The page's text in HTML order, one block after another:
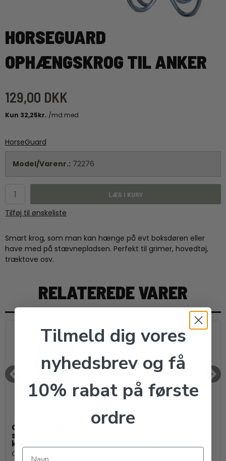
HORSEGUARD
OPHÆNGSKROG TIL ANKER
129,00 DKK
HorseGuard
Model/Varenr.: 72276
LÆG I KURV
Tilføj til ønskeliste
Smart krog, som man kan hænge på evt boksdøren eller
have med på stævnepladsen. Perfekt til grimer, hovedtøj,
træktove osv.
RELATEREDE VARER
CATAGO Quiltet
staldtaske med
kroge.
Catago
Waldhausen
Tilmeld dig vores
nyhedsbrev og få
10% rabat på første
ordre